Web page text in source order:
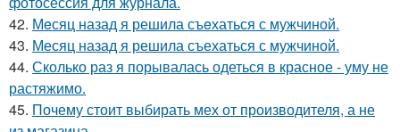
42. Мeсяц назад я решила съeхаться с мужчиной.
43. Месяц назад я решила съехаться с мужчиной.
44. Сколько раз я порывалась одеться в красное - уму не
растяжимо.
45. Почему стоит выбирать мех от производителя, а не